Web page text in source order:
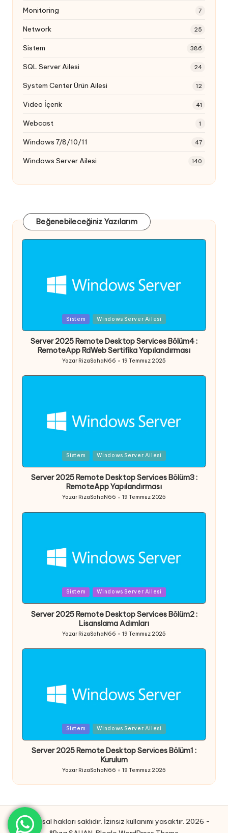
Monitoring 7
Network 25
Sistem 386
SQL Server Ailesi 24
System Center Ürün Ailesi 12
Video İçerik 41
Webcast 1
Windows 7/8/10/11 47
Windows Server Ailesi 140
Beğenebileceğiniz Yazılarım
in
Sistem Windows Server Ailesi
Server 2025 Remote Desktop Services Bölüm4 :
RemoteApp RdWeb Sertifika Yapılandırması
Posted
by
Yazar RizaSahaN66 19 Temmuz 2025
in
Sistem Windows Server Ailesi
Server 2025 Remote Desktop Services Bölüm3 :
RemoteApp Yapılandırması
Yazar RizaSahaN66 19 Temmuz 2025
in
Sistem Windows Server Ailesi
Server 2025 Remote Desktop Services Bölüm2 :
Lisanslama Adımları
Posted
Yazar RizaSahaN66 19 Temmuz 2025
in
Sistem Windows Server Ailesi
Server 2025 Remote Desktop Services Bölüm1 :
Kurulum
Posted
by
Yazar RizaSahaN66 19 Temmuz 2025
Tüm yasal hakları saklıdır. İzinsiz kullanımı yasaktır. 2026 -